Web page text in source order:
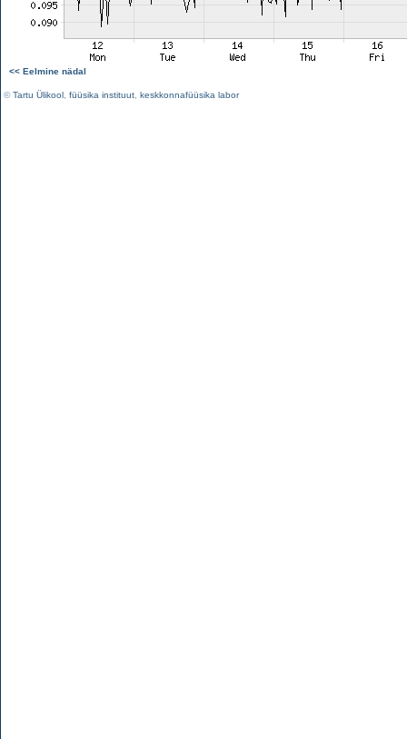
<< Eelmine nädal
©Tartu Ülikool füüsika instituut keskkonnafüüsika labor